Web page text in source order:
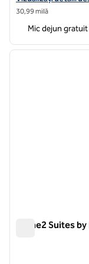
30,99 milă
Mic dejun gratuit
1 din 11
Home2 Suites